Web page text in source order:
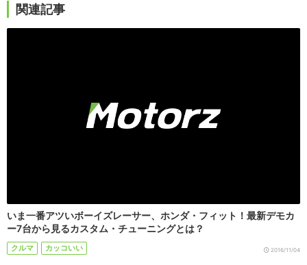
関連記事
いま一番アツいボーイズレーサー、ホンダ・フィット！最新デモカ
ー7台から見るカスタム・チューニングとは？
クルマ カッコいい 2016/11/04